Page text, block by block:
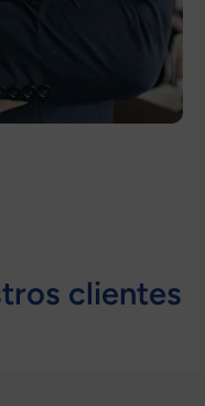
clientes